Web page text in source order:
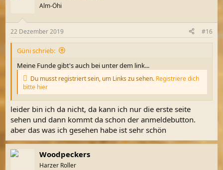
e
n
Alm-Öhi
22 Dezember 2019 #16
Güni schrieb:
Meine Funde gibt's auch bei unter dem link...
Du musst registriert sein, um Links zu sehen. Registriere dich
bitte hier
leider bin ich da nicht, da kann ich nur die erste seite
sehen und dann kommt da schon der anmeldebutton.
aber das was ich gesehen habe ist sehr schön
Woodpeckers
Harzer Roller